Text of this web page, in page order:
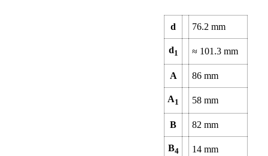
d 76.2mm
d1 ≈ 101.3mm
A 86mm
A1 58mm
B 82mm
B4 14mm